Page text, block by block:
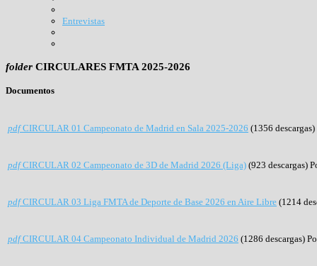
Entrevistas
folder CIRCULARES FMTA 2025-2026
Documentos
pdf CIRCULAR 01 Campeonato de Madrid en Sala 2025-2026 (1356 descargas)
pdf CIRCULAR 02 Campeonato de 3D de Madrid 2026 (Liga) (923 descargas)
pdf CIRCULAR 03 Liga FMTA de Deporte de Base 2026 en Aire Libre (1214
pdf CIRCULAR 04 Campeonato Individual de Madrid 2026 (1286 descargas)